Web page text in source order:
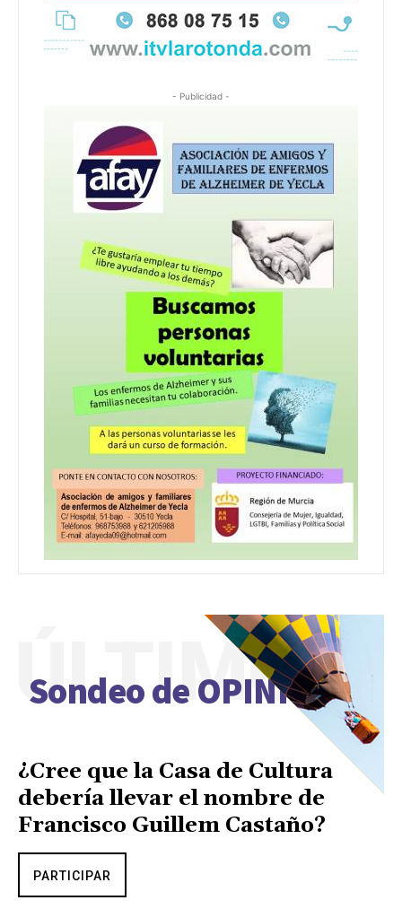
- Publicidad -
Sondeo de OPINIÓN
ÚLTIMO
¿Cree que la Casa de Cultura
debería llevar el nombre de
Francisco Guillem Castaño?
PARTICIPAR